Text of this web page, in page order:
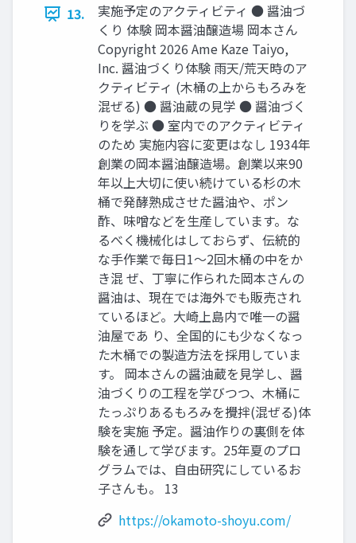
13.
実施予定のアクティビティ ● 醤油づ
くり 体験 岡本醤油醸造場 岡本さん
Copyright 2026 Ame Kaze Taiyo,
Inc. 醤油づくり体験 ⾬天/荒天時のア
クティビティ (⽊桶の上からもろみを
混ぜる) ● 醤油蔵の⾒学 ● 醤油づく
りを学ぶ ● 室内でのアクティビティ
のため 実施内容に変更はなし 1934年
創業の岡本醤油醸造場。創業以来90
年以上⼤切に使い続けている杉の⽊
桶で発酵熟成させた醤油や、ポン
酢、味噌などを⽣産しています。な
るべく機械化はしておらず、伝統的
な⼿作業で毎⽇1〜2回⽊桶の中をか
き混 ぜ、丁寧に作られた岡本さんの
醤油は、現在では海外でも販売され
ているほど。⼤崎上島内で唯⼀の醤
油屋であ り、全国的にも少なくなっ
た⽊桶での製造⽅法を採⽤していま
す。 岡本さんの醤油蔵を⾒学し、醤
油づくりの⼯程を学びつつ、⽊桶に
たっぷりあるもろみを攪拌(混ぜる)体
験を実施 予定。醤油作りの裏側を体
験を通して学びます。25年夏のプロ
グラムでは、⾃由研究にしているお
⼦さんも。 13
https://okamoto-shoyu.com/